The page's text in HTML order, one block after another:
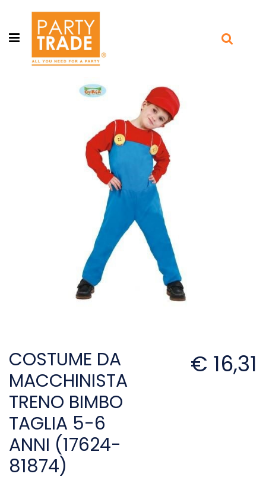
Open menu
COSTUME DA
MACCHINISTA
TRENO BIMBO
TAGLIA 5-6
ANNI (17624-
81874)
€ 16,31